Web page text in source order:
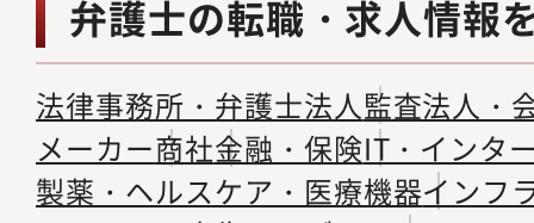
弁護士の転職・求人情報
法律事務所・弁護士法人監査法人・
メーカー商社金融・保険IT・インタ
製薬・ヘルスケア・医療機器インフ